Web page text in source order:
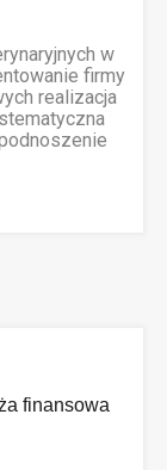
w
firmy
realizacja
finansowa